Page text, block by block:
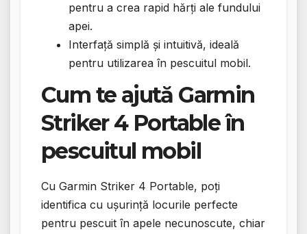
pentru a crea rapid hărți ale fundului
apei.
Interfață simplă și intuitivă, ideală
pentru utilizarea în pescuitul mobil.
Cum te ajută Garmin
Striker 4 Portable în
pescuitul mobil
Cu Garmin Striker 4 Portable, poți
identifica cu ușurință locurile perfecte
pentru pescuit în apele necunoscute, chiar